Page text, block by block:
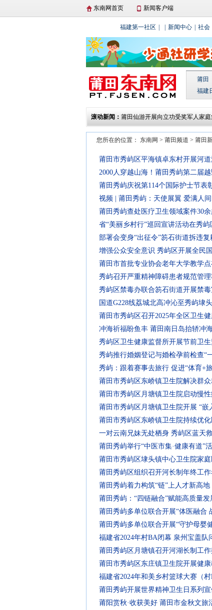
东南网首页 新闻客户端
福建第一社区 新闻中心 社会
莆田
福建
滚动新闻： 动
湄洲岛举行庆“三八”国际妇女节
动
北岸莆禧古城：爬刀梯闹元宵 散
城厢区东海镇开展“文化进万家 春
莆田贤良港天后祖祠翡翠妈祖顺济
您所在的位置： 东南网 > 莆田频道 > 莆田
莆田市秀屿区平海镇卓东村开展河
2000人穿越山海！莆田秀屿第二届
莆田秀屿庆祝第114个国际护士节表
视频 | 莆田秀屿：天使展翼 爱满人间
莆田秀屿查处医疗卫生领域案件30
省“美丽乡村行”巡回宣讲活动在秀
部署会变身“出征令”笏石街道拆违复
增强公众安全意识 秀屿区开展全民
莆田市首批专业协会老年大学教学
秀屿召开严重精神障碍患者规范管
秀屿区禁毒办联合笏石街道开展禁
国道G228线荔城北高冲沁至秀屿埭
莆田市秀屿区召开2025年全区卫生
冲海祈福盼鱼丰 莆田南日岛抬轿冲
秀屿区卫生健康监督所开展节前卫
秀屿推行婚姻登记与婚检孕前检查“
秀屿：跟着赛事去旅行 促进“体育+
莆田市秀屿区东峤镇卫生院解决群
莆田市秀屿区月塘镇卫生院启动慢
莆田市秀屿区月塘镇卫生院开展 “嵌
莆田市秀屿区东峤镇卫生院持续优
一对云南兄妹无处栖身 秀屿区蓝天
莆田秀屿举行“中医市集·健康有道”
莆田市秀屿区埭头镇中心卫生院家
莆田秀屿区组织召开河长制年终工
莆田秀屿着力构筑“链”上人才新高地
莆田秀屿：“四链融合”赋能高质量发
莆田秀屿多单位联合开展“体医融合
莆田秀屿多单位联合开展“守护母婴
福建省2024年村BA闭幕 泉州宝盖队
莆田秀屿区月塘镇召开河湖长制工
莆田市秀屿区东庄镇卫生院开展健
福建省2024年和美乡村篮球大赛（
莆田秀屿开展世界精神卫生日系列
莆阳赏秋·收获美好 莆田市金秋文旅